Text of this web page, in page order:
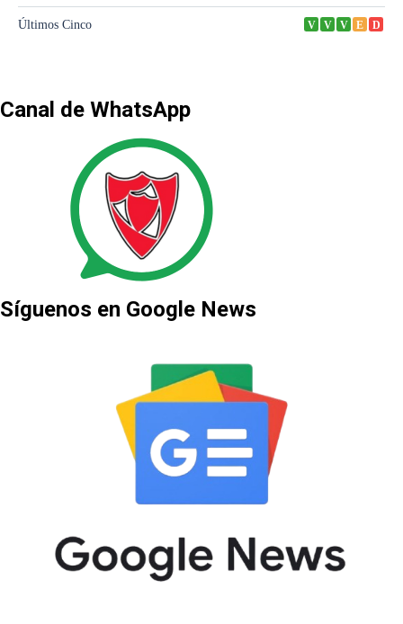
Canal de WhatsApp
Síguenos en Google News